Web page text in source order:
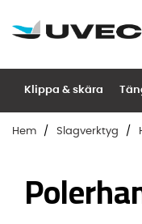
Klippa & skära
Hem Slagverktyg